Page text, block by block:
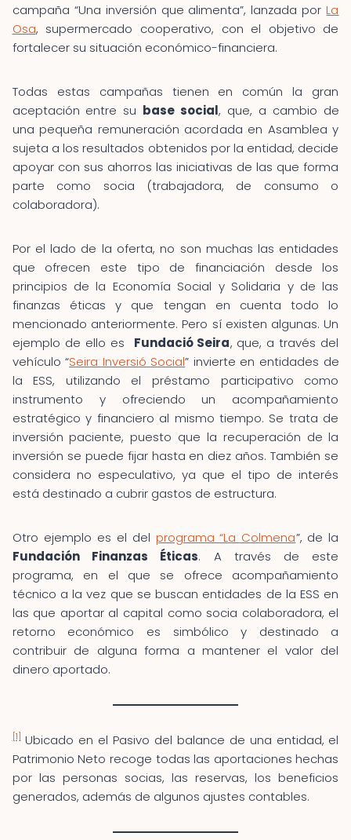
campaña “Una inversión que alimenta”, lanzada porLa
Osa, supermercado cooperativo, con el objetivo de
fortalecer su situación económico-financiera.
Todas estas campañas tienen en común la gran
aceptación entre su base social, que, a cambio de
una pequeña remuneración acordada en Asamblea y
sujeta a los resultados obtenidos por la entidad, decide
apoyar con sus ahorros las iniciativas de las que forma
parte como socia (trabajadora, de consumo o
colaboradora).
Por el lado de la oferta, no son muchas las entidades
que ofrecen este tipo de financiación desde los
principios de la Economía Social y Solidaria y de las
finanzas éticas y que tengan en cuenta todo lo
mencionado anteriormente. Pero sí existen algunas. Un
ejemplo de ello es Fundació Seira, que, a través del
vehículo “Seira Inversió Social” invierte en entidades de
la ESS, utilizando el préstamo participativo como
instrumento y ofreciendo un acompañamiento
estratégico y financiero al mismo tiempo. Se trata de
inversión paciente, puesto que la recuperación de la
inversión se puede fijar hasta en diez años. También se
considera no especulativo, ya que el tipo de interés
está destinado a cubrir gastos de estructura.
Otro ejemplo es el del programa “La Colmena”, de la
Fundación Finanzas Éticas. A través de este
programa, en el que se ofrece acompañamiento
técnico a la vez que se buscan entidades de la ESS en
las que aportar al capital como socia colaboradora, el
retorno económico es simbólico y destinado a
contribuir de alguna forma a mantener el valor del
dinero aportado.
[1]Ubicado en el Pasivo del balance de una entidad, el
Patrimonio Neto recoge todas las aportaciones hechas
por las personas socias, las reservas, los beneficios
generados, además de algunos ajustes contables.